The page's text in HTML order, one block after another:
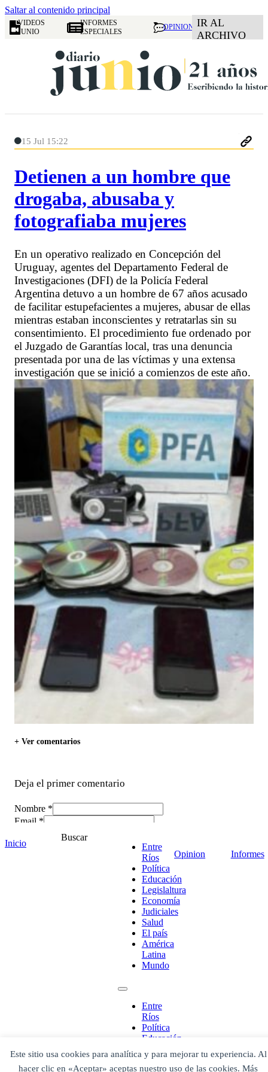
Este sitio usa cookies para analítica y para mejorar tu experiencia. Al
hacer clic en «Aceptar» aceptas nuestro uso de las cookies. Más
Saltar al contenido principal
VIDEOS
JUNIO
INFORMES
ESPECIALES
OPINION IR AL
ARCHIVO
15 Jul 15:22
Detienen a un hombre que
drogaba, abusaba y
fotografiaba mujeres
En un operativo realizado en Concepción del
Uruguay, agentes del Departamento Federal de
Investigaciones (DFI) de la Policía Federal
Argentina detuvo a un hombre de 67 años acusado
de facilitar estupefacientes a mujeres, abusar de ellas
mientras estaban inconscientes y retratarlas sin su
consentimiento. El procedimiento fue ordenado por
el Juzgado de Garantías local, tras una denuncia
presentada por una de las víctimas y una extensa
investigación que se inició a comienzos de este año.
+ Ver comentarios
Deja el primer comentario
Nombre *
Email *
*
Inicio
Buscar
Entre
Ríos
Política
Educación
Legislaltura
Economía
Judiciales
Salud
El país
América
Latina
Mundo
Entre
Ríos
Política
Educación
Legislaltura
Economía
Opinion Informes
¡Ponete en contacto!
Escribe aquí abajo lo que desees buscar